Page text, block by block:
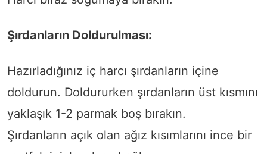
Şırdanların Doldurulması:
Hazırladığınız iç harcı şırdanların içine
doldurun. Doldururken şırdanların üst kısmını
yaklaşık 1-2 parmak boş bırakın.
Şırdanların açık olan ağız kısımlarını ince bir